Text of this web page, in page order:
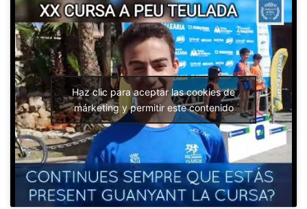
Haz clic para aceptar las cookies de
márketing y permitir este contenido